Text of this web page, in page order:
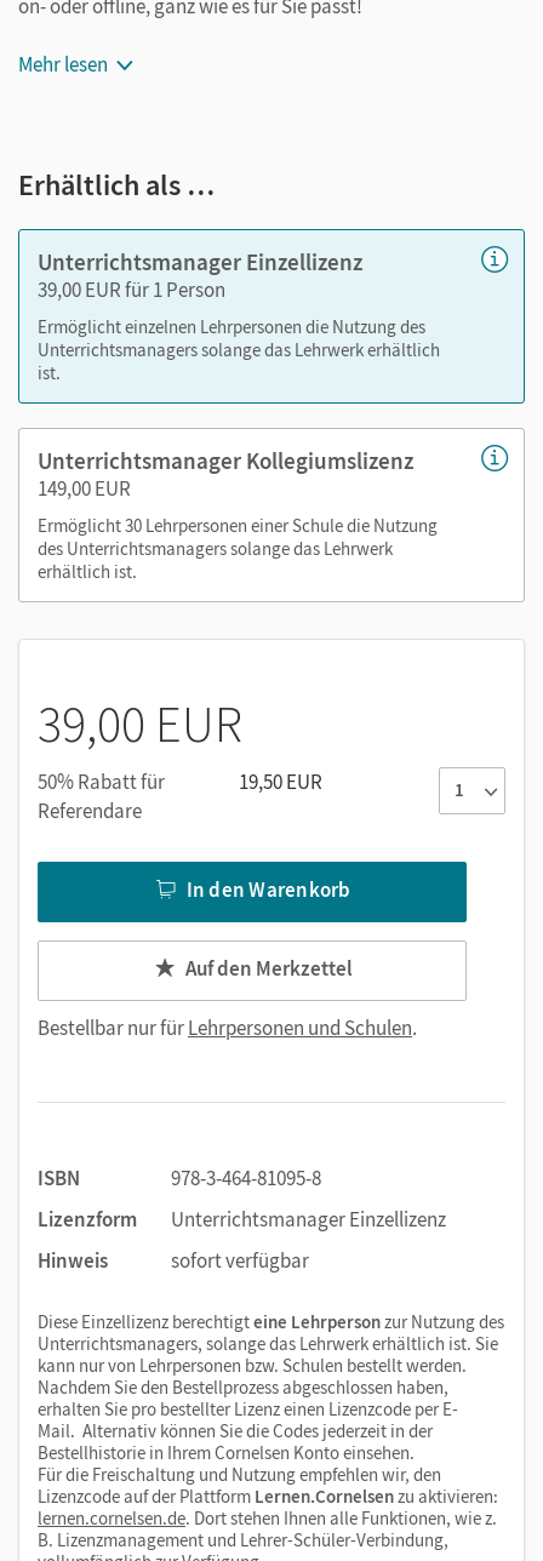
on- oder offline, ganz wie es für Sie passt!
Ihr Unterrichtsmanager zu
Arbeitsheftseiten zur Ansicht
Reihenplanungen
Unterrichts-Kopiervorlagen
Tafelbilder
differenzierte Kopiervorlagen inklusive Lösungen
Erklärvideos aus der BuchTaucher-App - innerhalb der
Anwendung online und offline nutzbar
Lernzielkontrollen plus Auswertungsbogen
Diagnosebögen
Nutzen Sie den Unterrichtsmanager auf lernen.cornelsen.de
Mehr lesen
Erhältlich als …
Unterrichtsmanager Einzellizenz
39,00 EUR für 1 Person
Ermöglicht einzelnen Lehrpersonen die Nutzung des
Unterrichtsmanagers solange das Lehrwerk erhältlich
ist.
Unterrichtsmanager Kollegiumslizenz
149,00 EUR
Ermöglicht 30 Lehrpersonen einer Schule die Nutzung
des Unterrichtsmanagers solange das Lehrwerk
erhältlich ist.
39,00 EUR
50% Rabatt für
Referendare
19,50 EUR
In den Warenkorb
Auf den Merkzettel
Bestellbar nur fürLehrpersonen und Schulen.
ISBN
978-3-464-81095-8
Lizenzform
Unterrichtsmanager Einzellizenz
Hinweis
sofort verfügbar
Diese Einzellizenz berechtigteine Lehrpersonzur Nutzung des
Unterrichtsmanagers, solange das Lehrwerk erhältlich ist. Sie
kann nur von Lehrpersonen bzw. Schulen bestellt werden.
Nachdem Sie den Bestellprozess abgeschlossen haben,
erhalten Sie pro bestellter Lizenz einen Lizenzcode per E-
Mail. Alternativ können Sie die Codes jederzeit in der
Bestellhistorie in Ihrem Cornelsen Konto einsehen.
Für die Freischaltung und Nutzung empfehlen wir, den
Lizenzcode auf der Plattform Lernen.Cornelsenzu aktivieren:
lernen.cornelsen.de. Dort stehen Ihnen alle Funktionen, wie z.
B. Lizenzmanagement und Lehrer-Schüler-Verbindung,